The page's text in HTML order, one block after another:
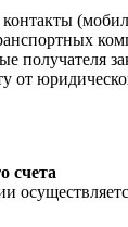
контакты
получателя
от
счета